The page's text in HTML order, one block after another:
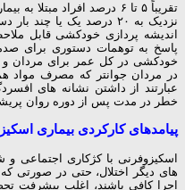
تقریباً ۵ تا ۶ درصد افراد
نزدیک به ۲۰ درصد یک یا
اندیشه­ پردازی خودکشی قابل
پاسخ به توهمات دستوری برای
خودکشی در کل عمر برای مردان و
در مردان جوان­تر که مصرف مواد
عبارتند از داشتن نشانه ­های
خطر در مدت پس از دوره روان
پیامدهای کارکردی بیماری
های دیگر اختلال، حتی در صورتی
اجرا کافی باشند، اغلب پیشرفت